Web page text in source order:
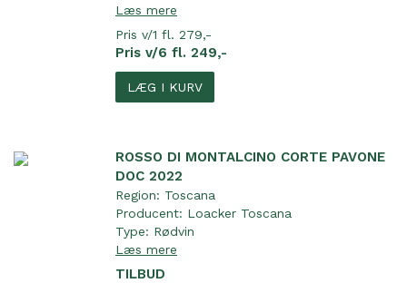
Læs mere
Pris v/1 fl. 279,-
Pris v/6 fl. 249,-
LÆG I KURV
ROSSO DI MONTALCINO CORTE PAVONE
DOC 2022
Region: Toscana
Producent: Loacker Toscana
Type: Rødvin
Læs mere
TILBUD